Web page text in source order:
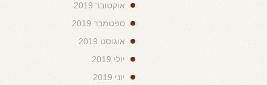
אוקטובר 2019
ספטמבר 2019
אוגוסט 2019
יולי 2019
יוני 2019